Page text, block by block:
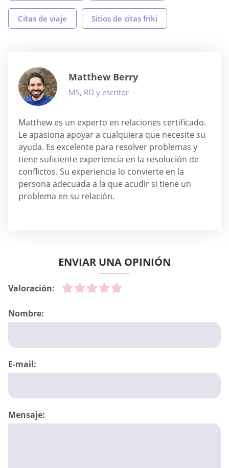
Citas de viaje Sitios de citas friki
Matthew Berry
MS, RD y escritor
Matthew es un experto en relaciones certificado.
Le apasiona apoyar a cualquiera que necesite su
ayuda. Es excelente para resolver problemas y
tiene suficiente experiencia en la resolución de
conflictos. Su experiencia lo convierte en la
persona adecuada a la que acudir si tiene un
problema en su relación.
ENVIAR UNA OPINIÓN
Valoración:
Nombre:
E-mail:
Mensaje: